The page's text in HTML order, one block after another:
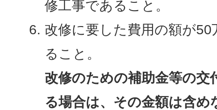
修工事であること。
改修に要した費用の額が
ること。
改修のための補助金等の交
る場合は、その金額は含め